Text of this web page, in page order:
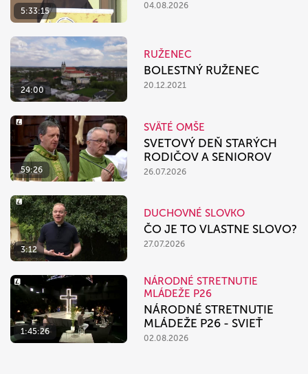
5:33:15
04.08.2026
24:00
RUŽENEC
BOLESTNÝ RUŽENEC
20.12.2021
59:26
SVÄTÉ OMŠE
SVETOVÝ DEŇ STARÝCH
RODIČOV A SENIOROV
26.07.2026
3:12
DUCHOVNÉ SLOVKO
ČO JE TO VLASTNE SLOVO?
27.07.2026
1:45:26
NÁRODNÉ STRETNUTIE
MLÁDEŽE P26
NÁRODNÉ STRETNUTIE
MLÁDEŽE P26 - SVIEŤ
02.08.2026